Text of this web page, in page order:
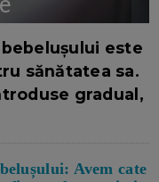
este
sănătatea sa.
gradual,
Avem cate